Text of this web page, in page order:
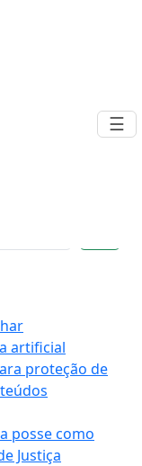
☰
artificial
proteção de
posse como
Justiça